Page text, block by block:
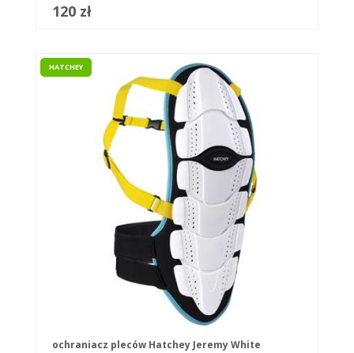
120 zł
HATCHEY
ochraniacz pleców Hatchey Jeremy White